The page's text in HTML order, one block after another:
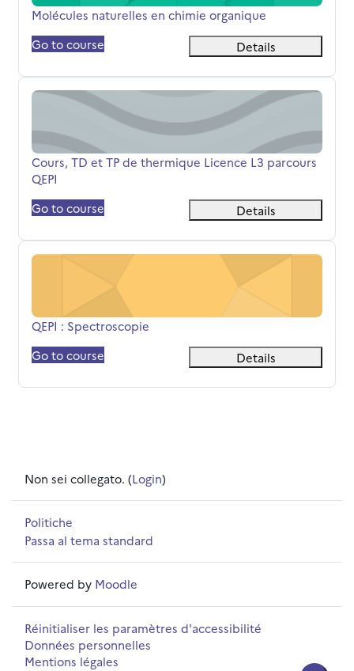
Titolo del corso
Molécules naturelles en chimie organique
Go to course
Details
Cours, TD et TP de thermique Licence L3 parcours QEPI
Titolo del corso
Cours, TD et TP de thermique Licence L3 parcours
QEPI
Go to course
Details
QEPI : Spectroscopie
Titolo del corso
QEPI : Spectroscopie
Go to course
Details
Non sei collegato. (Login)
Politiche
Passa al tema standard
Powered by Moodle
Réinitialiser les paramètres d'accessibilité
Données personnelles
Mentions légales